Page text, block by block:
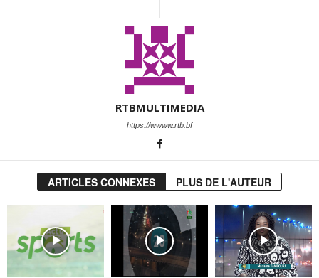
RTBMULTIMEDIA
https://wwww.rtb.bf
ARTICLES CONNEXES PLUS DE L'AUTEUR